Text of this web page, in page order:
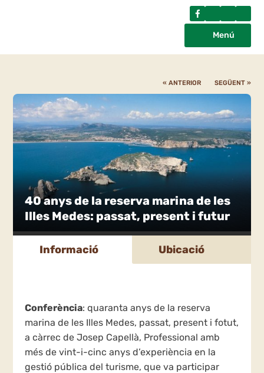
Menú
« ANTERIOR SEGÜENT »
40 anys de la reserva marina de les
Illes Medes: passat, present i futur
Informació Ubicació
Conferència: quaranta anys de la reserva
marina de les Illes Medes, passat, present i fotut,
a càrrec de Josep Capellà, Professional amb
més de vint-i-cinc anys d’experiència en la
gestió pública del turisme, que va participar